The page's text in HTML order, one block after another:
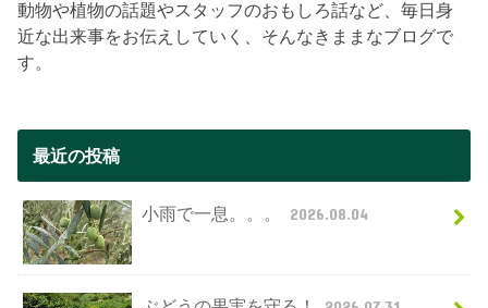
動物や植物の話題やスタッフのおもしろ話など、毎日身
近な出来事をお伝えしていく、そんなきままなブログで
す。
最近の投稿
小雨で一息。。。 2026.08.04